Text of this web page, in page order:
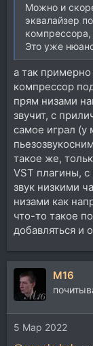
Можно и
эквалайзер
компрессора,
Это уже
а так
компрессор
прям низами
звучит, с
самое играл (у
такое же,
VST плагины,
звук низкими
низами как
что-то такое
добавляться и
M16
5 Мар 2022